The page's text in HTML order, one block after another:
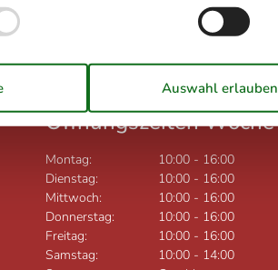
Öffnungszeiten
Montag: 10:00 - 16:00
Dienstag:
10:00 - 16:00
Mittwoch:
10:00 - 16:00
Donnerstag:
10:00 - 16:00
Freitag:
10:00 - 16:00
Samstag:
10:00 - 14:00